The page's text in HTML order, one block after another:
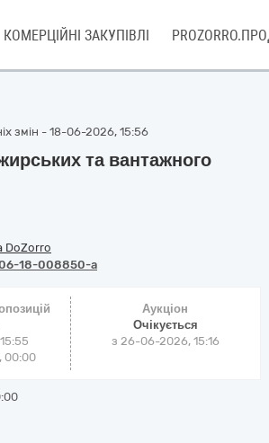
КОМЕРЦІЙНІ ЗАКУПІВЛІ
змін - 18-06-2026, 15:56
та вантажного
DoZorro
18-008850-a
00:00
Аукціон
Очікується
з 26-06-2026, 15:16